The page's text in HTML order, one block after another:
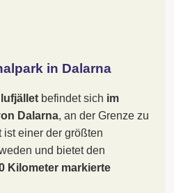
in Dalarna
befindet sich im
Dalarna, an der Grenze zu
einer der größten
und bietet den
Kilometer markierte